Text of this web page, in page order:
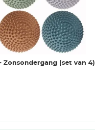
Zonsondergang (set van 4)